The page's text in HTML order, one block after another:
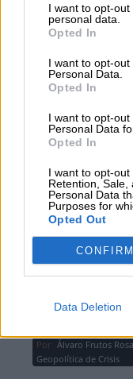
I want to opt-
personal data.
Opted In
I want to opt-
Personal Data.
Opted In
I want to opt-
Personal Data
Opted In
I want to opt-out
Retention, Sale,
Personal Data
Purposes for
Opted Out
CONFIRM
Data Deletion
es
Por María Comesaña
Por
Un Nuevo
Por Álvaro Frutos
Geopolítica de Crisis